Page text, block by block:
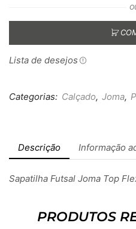
Lista de desejos
Categorias: Calçado, Joma,
Descrição Informação
Sapatilha Futsal Joma Top
PRODUTOS